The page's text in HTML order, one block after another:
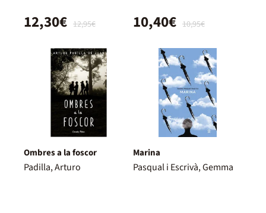
12,95€
12,30€ 10,95€
10,40€
Ombres a la foscor
Padilla, Arturo
Marina
Pasqual i Escrivà, Gemma